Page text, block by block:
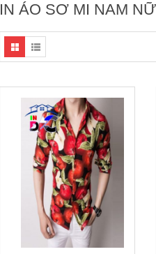
IN ÁO SƠ MI NAM NỮ